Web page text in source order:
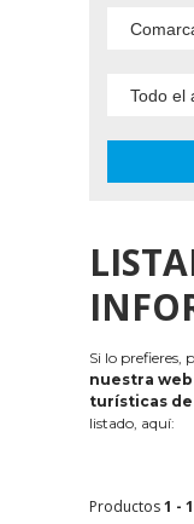
Si lo prefieres,
nuestra web
turísticas de
listado, aquí:
Productos1 - 1